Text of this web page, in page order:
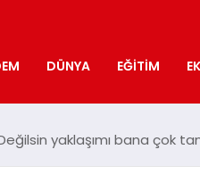
DÜNYA EĞITIM
yaklaşımı bana çok